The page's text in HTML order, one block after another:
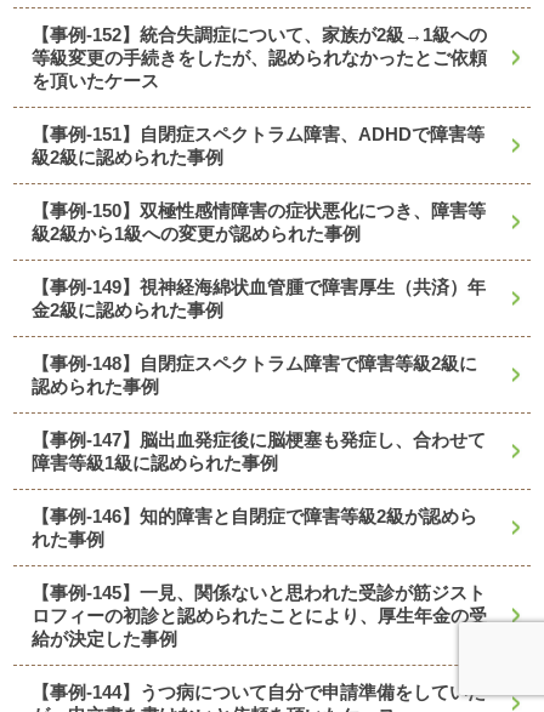
【事例-152】統合失調症について、家族が2級→1級への
等級変更の手続きをしたが、認められなかったとご依頼
を頂いたケース
【事例-151】自閉症スペクトラム障害、ADHDで障害等
級2級に認められた事例
【事例-150】双極性感情障害の症状悪化につき、障害等
級2級から1級への変更が認められた事例
【事例-149】視神経海綿状血管腫で障害厚生（共済）年
金2級に認められた事例
【事例-148】自閉症スペクトラム障害で障害等級2級に
認められた事例
【事例-147】脳出血発症後に脳梗塞も発症し、合わせて
障害等級1級に認められた事例
【事例-146】知的障害と自閉症で障害等級2級が認めら
れた事例
【事例-145】一見、関係ないと思われた受診が筋ジスト
ロフィーの初診と認められたことにより、厚生年金の受
給が決定した事例
【事例-144】うつ病について自分で申請準備をしていた